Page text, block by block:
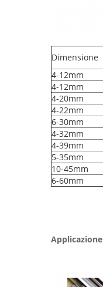
Dimensione
4-12mm
4-12mm
4-20mm
4-22mm
6-30mm
4-32mm
4-39mm
5-35mm
10-45mm
6-60mm
Applicazione